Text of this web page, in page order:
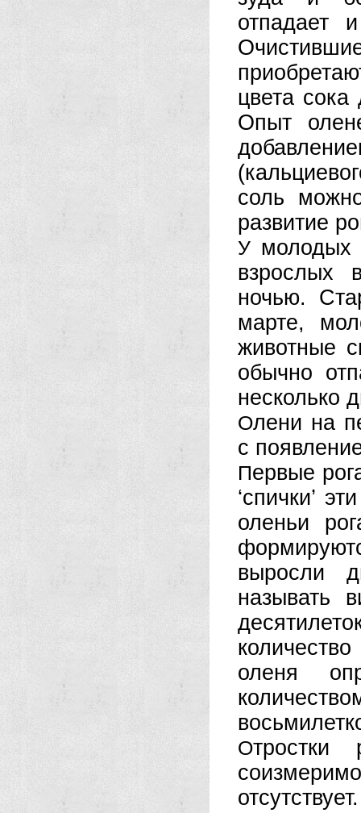
отпадает
цвета
Опыт
соль
развитие
У молодых
взрослых
ночью.
марте,
животные
обычно
несколько
Олени на
с
Первые
‘спички’
оленьи
выросли
называть
оленя
О